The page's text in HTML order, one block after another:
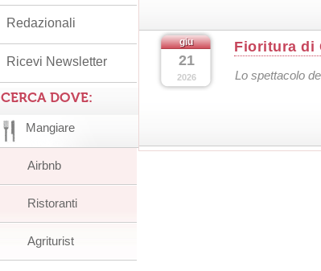
giu
21
2026
Fioritura di
Lo spettacolo
Redazionali
Ricevi Newsletter
CERCA DOVE:
Mangiare
Airbnb
Ristoranti
Agriturist